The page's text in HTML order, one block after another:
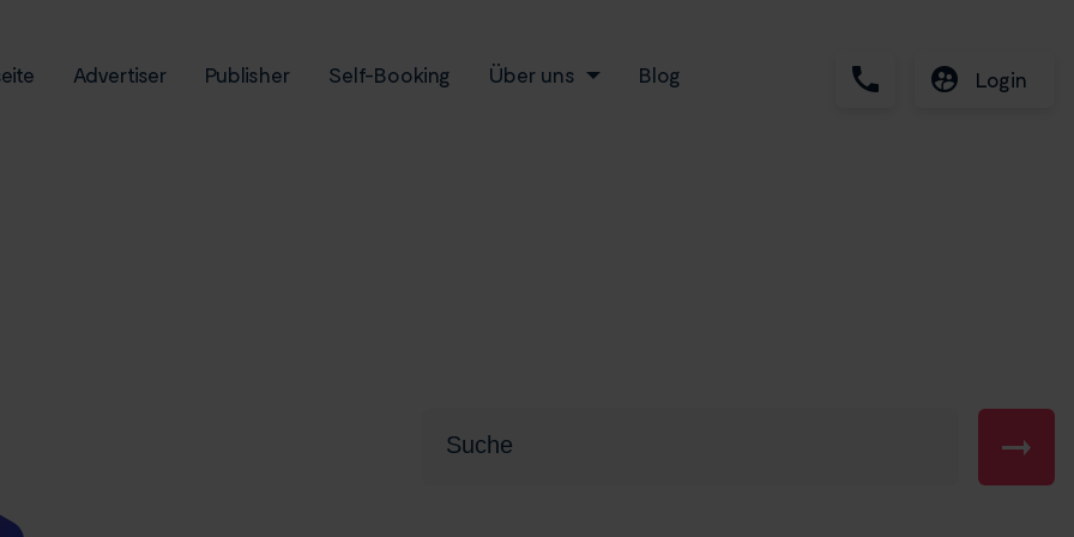
Advertiser Publisher Self-Booking Über uns Blog Login